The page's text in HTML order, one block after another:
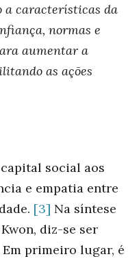
a características da
normas e
aumentar a
as ações
social aos
e empatia entre
[3] Na síntese
diz-se ser
primeiro lugar, é